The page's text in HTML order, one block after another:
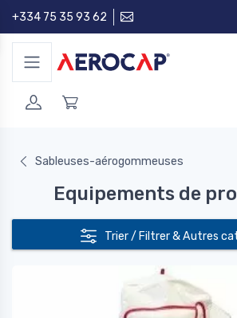
+334 75 35 93 62
Sableuses-aérogommeuses
Equipements de
Trier / Filtrer & Autres